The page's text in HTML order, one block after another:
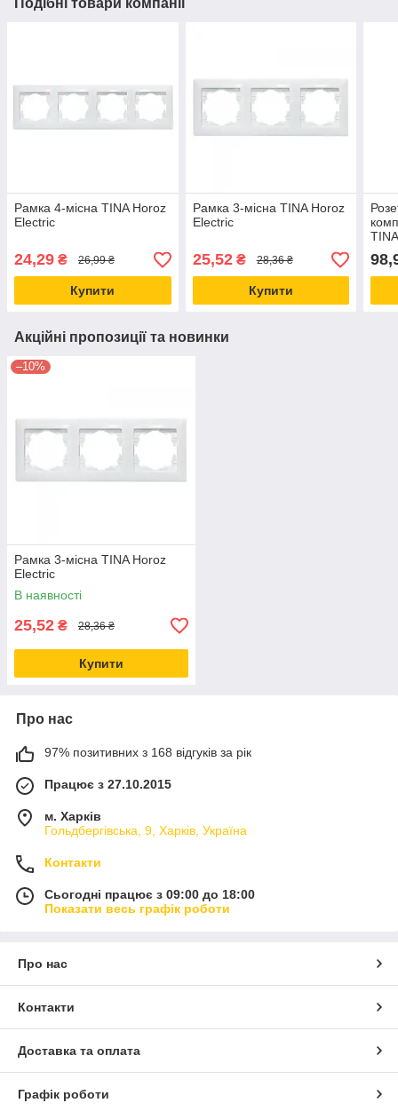
Рамка 4-місна TINA Horoz
Electric
24,29 ₴ 26,99 ₴
Купити
Рамка 3-місна TINA Horoz
Electric
25,52₴ 28,36 ₴
Купити
Акційні пропозиції та новинки
–10%
Рамка 3-місна TINA Horoz
Electric
В наявності
25,52 ₴ 28,36 ₴
Купити
Про нас
97% позитивних з 168 відгуків за рік
Працює з 27.10.2015
м. Харків
Гольдбергівська, 9, Харків, Україна
Контакти
Сьогодні працює з 09:00 до 18:00
Показати весь графік роботи
Про нас
Контакти
Доставка та оплата
Графік роботи